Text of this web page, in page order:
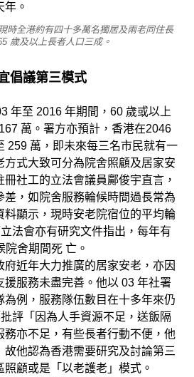
。
時全港約有四十多萬名獨居及兩老同住長
歲及以上長者人口三成。
倡議第三模式
年至 2016 年期間，60 歲或以上
萬。署方亦預計，香港在2046
259 萬，即未來每三名市民就有一
方式大致可分為院舍照顧及居家安
社工的立法會議員鄺俊宇直言，
差，如院舍服務輪候時間過長常為
料顯示，現時安老院宿位的平均輪
法會亦有研究文件指出，每年有
舍期間死 亡。
府近年大力推廣的居家安老，亦因
援服務未盡完善。他以 03 年社署
為例，服務隊伍數目在十多年來仍
評「因為人手資源不足，送飯隔
務亦不足，有些長者行動不便，他
他認為香港需要研究及討論第三
顧或是「以老護老」模式。